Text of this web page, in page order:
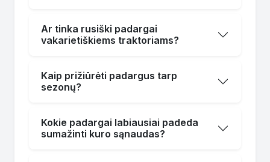
Ar tinka rusiški padargai
vakarietiškiems traktoriams?
Kaip prižiūrėti padargus tarp
sezonų?
Kokie padargai labiausiai padeda
sumažinti kuro sąnaudas?